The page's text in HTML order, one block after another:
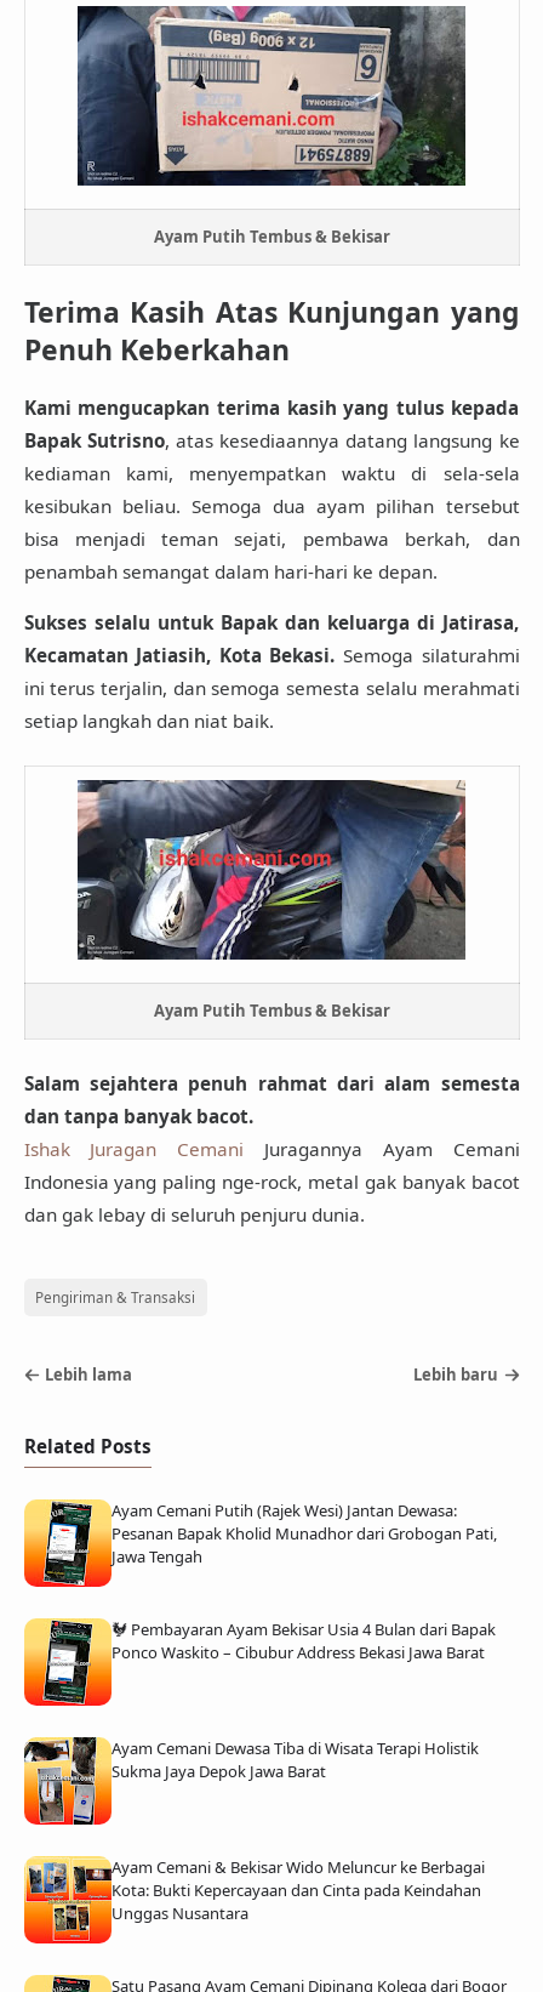
Ayam Putih Tembus & Bekisar
Terima Kasih Atas Kunjungan yang
Penuh Keberkahan
Kami mengucapkan terima kasih yang tulus kepada
Bapak Sutrisno, atas kesediaannya datang langsung ke
kediaman kami, menyempatkan waktu di sela-sela
kesibukan beliau. Semoga dua ayam pilihan tersebut
bisa menjadi teman sejati, pembawa berkah, dan
penambah semangat dalam hari-hari ke depan.
Sukses selalu untuk Bapak dan keluarga di Jatirasa,
Kecamatan Jatiasih, Kota Bekasi. Semoga silaturahmi
ini terus terjalin, dan semoga semesta selalu merahmati
setiap langkah dan niat baik.
Ayam Putih Tembus & Bekisar
Salam sejahtera penuh rahmat dari alam semesta
dan tanpa banyak bacot.
Ishak Juragan Cemani Juragannya Ayam Cemani
Indonesia yang paling nge-rock, metal gak banyak bacot
dan gak lebay di seluruh penjuru dunia.
Pengiriman & Transaksi
Lebih lama Lebih baru
Related Posts
Ayam Cemani Putih (Rajek Wesi) Jantan Dewasa:
Pesanan Bapak Kholid Munadhor dari Grobogan Pati,
Jawa Tengah
🐓 Pembayaran Ayam Bekisar Usia 4 Bulan dari Bapak
Ponco Waskito – Cibubur Address Bekasi Jawa Barat
Ayam Cemani Dewasa Tiba di Wisata Terapi Holistik
Sukma Jaya Depok Jawa Barat
Ayam Cemani & Bekisar Wido Meluncur ke Berbagai
Kota: Bukti Kepercayaan dan Cinta pada Keindahan
Unggas Nusantara
Satu Pasang Ayam Cemani Dipinang Kolega dari Bogor